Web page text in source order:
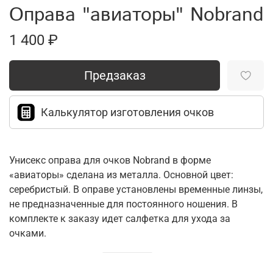
Оправа "авиаторы" Nobrand
1 400 ₽
Предзаказ
Калькулятор изготовления очков
Унисекс оправа для очков Nobrand в форме
«авиаторы» сделана из металла. Основной цвет:
серебристый. В оправе установлены временные линзы,
не предназначенные для постоянного ношения. В
комплекте к заказу идет салфетка для ухода за
очками.